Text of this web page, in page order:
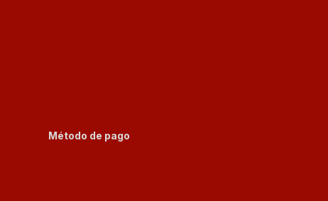
Método de pago